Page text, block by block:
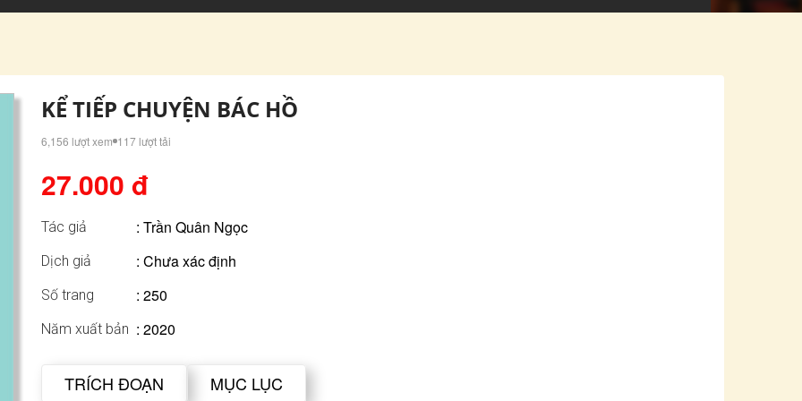
KỂ TIẾP CHUYỆN BÁC HỒ
6,156 lượt xem 117 lượt tải
27.000 đ
Tác giả : Trần Quân Ngọc
Dịch giả : Chưa xác định
Số trang : 250
Năm xuất bản : 2020
TRÍCH ĐOẠN MỤC LỤC